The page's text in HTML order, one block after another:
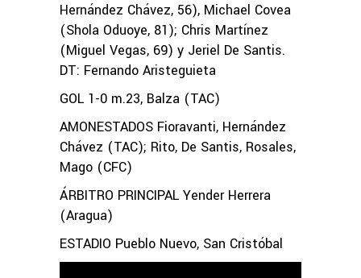
Hernández Chávez, 56), Michael Covea
(Shola Oduoye, 81); Chris Martínez
(Miguel Vegas, 69) y Jeriel De Santis.
DT: Fernando Aristeguieta
GOL 1-0 m.23, Balza (TAC)
AMONESTADOS Fioravanti, Hernández
Chávez (TAC); Rito, De Santis, Rosales,
Mago (CFC)
ÁRBITRO PRINCIPAL Yender Herrera
(Aragua)
ESTADIO Pueblo Nuevo, San Cristóbal